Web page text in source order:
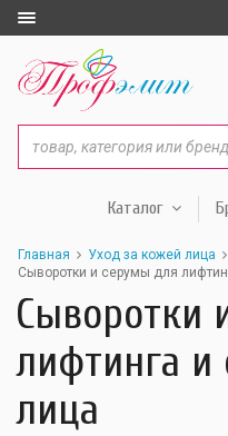
Каталог
Главная Уход за кожей лица
Сыворотки и серумы для
Сыворотки
лифтинга
лица